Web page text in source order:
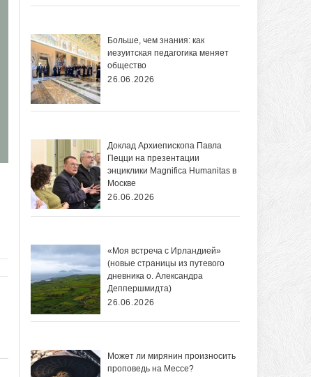
Больше, чем знания: как
иезуитская педагогика меняет
общество
26.06.2026
Доклад Архиепископа Павла
Пецци на презентации
энциклики Magnifica Нumanitas в
Москве
26.06.2026
«Моя встреча с Ирландией»
(новые страницы из путевого
дневника о. Александра
Деппершмидта)
26.06.2026
Может ли мирянин произносить
проповедь на Мессе?